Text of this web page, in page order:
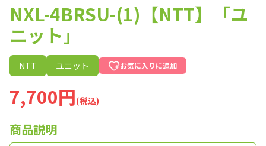
NXL-4BRSU-(1)【NTT】「ユ
ニット」
NTT ユニット お気に入りに追加
7,700円(税込)
商品説明